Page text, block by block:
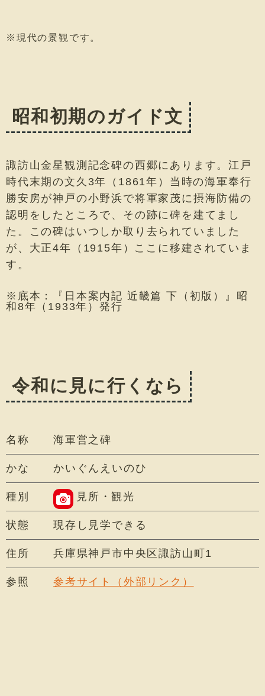
※現代の景観です。
昭和初期のガイド文
諏訪山金星観測記念碑の西郷にあります。江戸
時代末期の文久3年（1861年）当時の海軍奉行
勝安房が神戸の小野浜で将軍家茂に摂海防備の
認明をしたところで、その跡に碑を建てまし
た。この碑はいつしか取り去られていました
が、大正4年（1915年）ここに移建されていま
す。
※底本：『日本案内記 近畿篇 下（初版）』昭
和8年（1933年）発行
令和に見に行くなら
名称 海軍営之碑
かな かいぐんえいのひ
種別 見所・観光
状態 現存し見学できる
住所 兵庫県神戸市中央区諏訪山町1
参照 参考サイト（外部リンク）